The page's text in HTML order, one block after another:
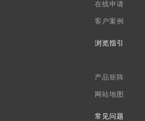
在线申请
客户案例
浏览指引
产品矩阵
网站地图
常见问题